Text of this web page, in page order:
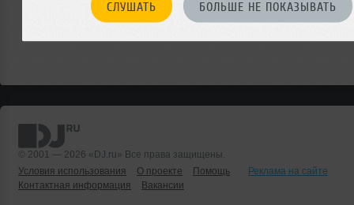
СЛУШАТЬ БОЛЬШЕ НЕ ПОКАЗЫВАТЬ
© 2001 — 2026 «DJ.ru» Все права защищены.
Условия использования
О проекте Помощь
Реклама на сайте
Контактная информация
Вакансии